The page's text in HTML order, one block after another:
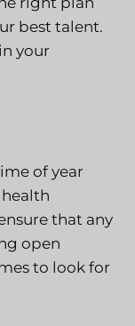
best talent.
your
of year
that any
open
to look for